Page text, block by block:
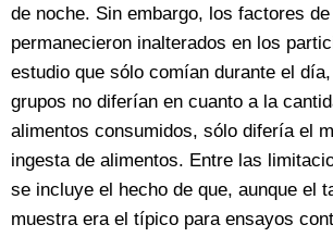
de noche. Sin embargo, los factores
permanecieron inalterados en los
estudio que sólo comían durante el
grupos no diferían en cuanto a la
alimentos consumidos, sólo difería el
ingesta de alimentos. Entre las
se incluye el hecho de que, aunque el
muestra era el típico para ensayos